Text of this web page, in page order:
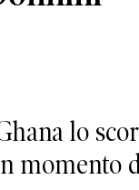
lo
momento